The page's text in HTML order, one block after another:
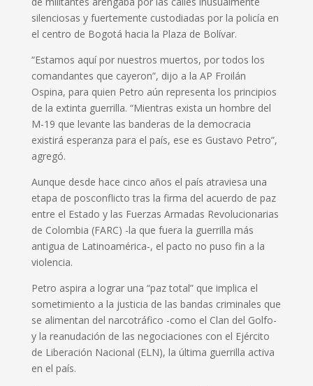
silenciosas y fuertemente custodiadas por la policía en
el centro de Bogotá hacia la Plaza de Bolívar.
“Estamos aquí por nuestros muertos, por todos los
comandantes que cayeron”, dijo a la AP Froilán
Ospina, para quien Petro aún representa los principios
de la extinta guerrilla. “Mientras exista un hombre del
M-19 que levante las banderas de la democracia
existirá esperanza para el país, ese es Gustavo Petro”,
agregó.
Aunque desde hace cinco años el país atraviesa una
etapa de posconflicto tras la firma del acuerdo de paz
entre el Estado y las Fuerzas Armadas Revolucionarias
de Colombia (FARC) -la que fuera la guerrilla más
antigua de Latinoamérica-, el pacto no puso fin a la
violencia.
Petro aspira a lograr una “paz total” que implica el
sometimiento a la justicia de las bandas criminales que
se alimentan del narcotráfico -como el Clan del Golfo-
y la reanudación de las negociaciones con el Ejército
de Liberación Nacional (ELN), la última guerrilla activa
en el país.